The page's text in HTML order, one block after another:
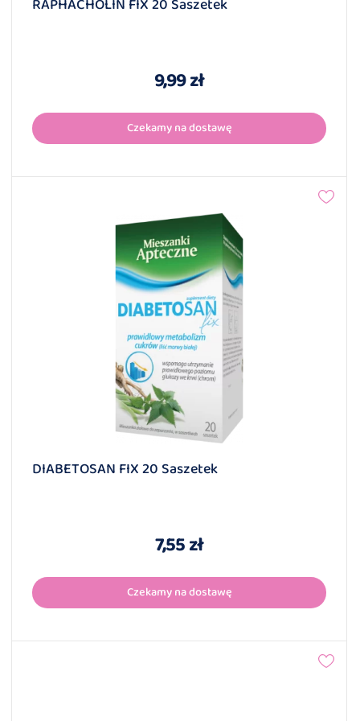
RAPHACHOLIN FIX 20 Saszetek
9,99 zł
Czekamy na dostawę
DIABETOSAN FIX 20 Saszetek
7,55 zł
Czekamy na dostawę